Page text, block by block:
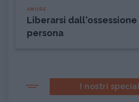
AMORE
Liberarsi dall'ossessione
persona
I nostri